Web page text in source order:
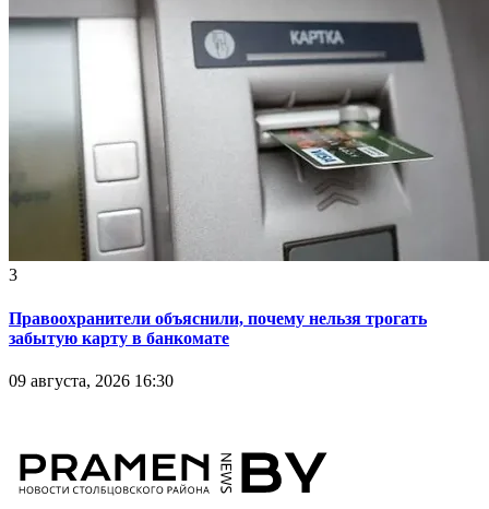
3
Правоохранители объяснили, почему нельзя трогать
забытую карту в банкомате
09 августа, 2026 16:30